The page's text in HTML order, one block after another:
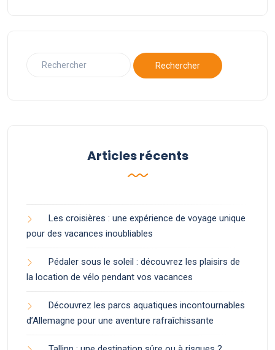
Articles récents
Les croisières : une expérience de voyage unique
pour des vacances inoubliables
Pédaler sous le soleil : découvrez les plaisirs de
la location de vélo pendant vos vacances
Découvrez les parcs aquatiques incontournables
d’Allemagne pour une aventure rafraîchissante